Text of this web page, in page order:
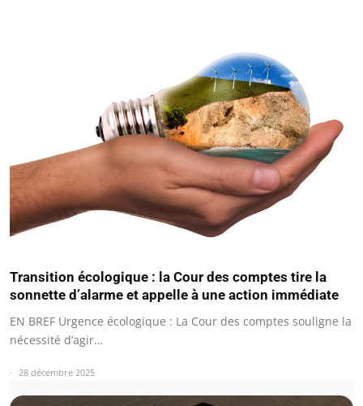
Transition écologique : la Cour des comptes tire la
sonnette d’alarme et appelle à une action immédiate
EN BREF Urgence écologique : La Cour des comptes souligne la
nécessité d’agir…
28 décembre 2025